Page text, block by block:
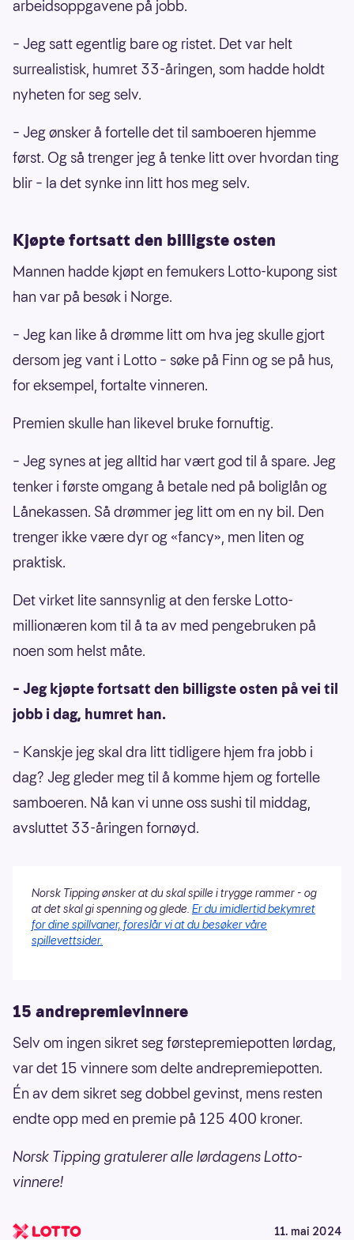
arbeidsoppgavene på jobb.
– Jeg satt egentlig bare og ristet. Det var helt
surrealistisk, humret 33-åringen, som hadde holdt
nyheten for seg selv.
– Jeg ønsker å fortelle det til samboeren hjemme
først. Og så trenger jeg å tenke litt over hvordan ting
blir – la det synke inn litt hos meg selv.
Kjøpte fortsatt den billigste osten
Mannen hadde kjøpt en femukers Lotto-kupong sist
han var på besøk i Norge.
– Jeg kan like å drømme litt om hva jeg skulle gjort
dersom jeg vant i Lotto – søke på Finn og se på hus,
for eksempel, fortalte vinneren.
Premien skulle han likevel bruke fornuftig.
– Jeg synes at jeg alltid har vært god til å spare. Jeg
tenker i første omgang å betale ned på boliglån og
Lånekassen. Så drømmer jeg litt om en ny bil. Den
trenger ikke være dyr og «fancy», men liten og
praktisk.
Det virket lite sannsynlig at den ferske Lotto-
millionæren kom til å ta av med pengebruken på
noen som helst måte.
– Jeg kjøpte fortsatt den billigste osten på vei til
jobb i dag, humret han.
– Kanskje jeg skal dra litt tidligere hjem fra jobb i
dag? Jeg gleder meg til å komme hjem og fortelle
samboeren. Nå kan vi unne oss sushi til middag,
avsluttet 33-åringen fornøyd.
Norsk Tipping ønsker at du skal spille i trygge rammer - og
at det skal gi spenning og glede. Er du imidlertid bekymret
for dine spillvaner, foreslår vi at du besøker våre
spillevettsider.
15 andrepremievinnere
Selv om ingen sikret seg førstepremiepotten lørdag,
var det 15 vinnere som delte andrepremiepotten.
Én av dem sikret seg dobbel gevinst, mens resten
endte opp med en premie på 125 400 kroner.
Norsk Tipping gratulerer alle lørdagens Lotto-
vinnere!
11. mai 2024